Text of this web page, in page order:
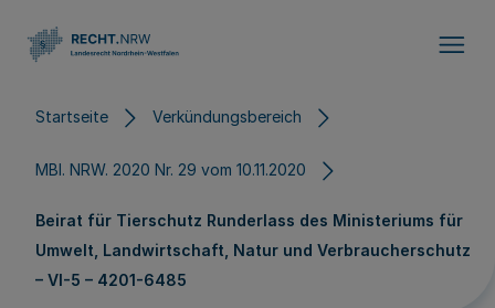
Startseite Verkündungsbereich
MBl. NRW. 2020 Nr. 29 vom 10.11.2020
Beirat für Tierschutz Runderlass des Ministeriums für
Umwelt, Landwirtschaft, Natur und Verbraucherschutz
– VI-5 – 4201-6485